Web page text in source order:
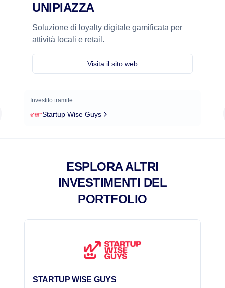
UNIPIAZZA
Soluzione di loyalty digitale gamificata per
attività locali e retail.
Visita il sito web
Investito tramite
Startup Wise Guys
ESPLORA ALTRI
INVESTIMENTI DEL
PORTFOLIO
STARTUP WISE GUYS